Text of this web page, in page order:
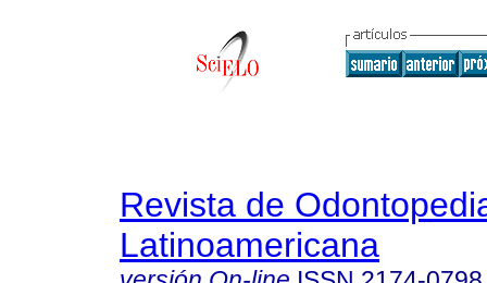
Revista de
Latinoamericana